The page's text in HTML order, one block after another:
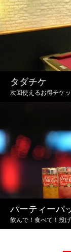
タダチケ
次回使えるお得チケッ
パーティーパ
飲んで！食べて！投げ